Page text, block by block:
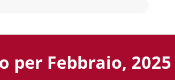
per Febbraio, 2025